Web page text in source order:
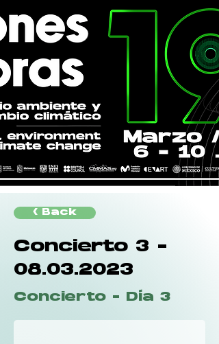
< Back
Concierto 3 -
08.03.2023
Concierto - Día 3